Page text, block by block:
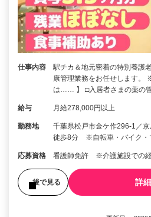
仕事内容
駅チカ＆地元密着の特別養護
康管理業務をお任せします
は…… 】 □入居者さまの薬の
給与 月給278,000円以上
勤務地
千葉県松戸市金ケ作296-1／
徒歩8分 ※自転車・バイク・
応募資格 看護師免許 ※介護施設での経
後で見る 詳